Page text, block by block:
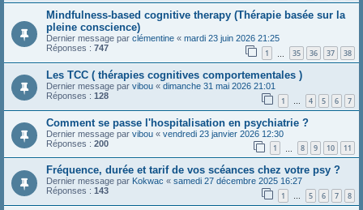
Mindfulness-based cognitive therapy (Thérapie basée sur la
pleine conscience)
Dernier message par clémentine « mardi 23 juin 2026 21:25
Réponses : 747 1 35 36 37 38
Les TCC ( thérapies cognitives comportementales )
Dernier message par vibou « dimanche 31 mai 2026 21:01
Réponses : 128 1 … 4 5 6 7
Comment se passe l'hospitalisation en psychiatrie ?
Dernier message par vibou « vendredi 23 janvier 2026 12:30
Réponses : 200 1 8 9 10 11
Fréquence, durée et tarif de vos scéances chez votre psy ?
Dernier message par Kokwac « samedi 27 décembre 2025 16:27
Réponses : 143 1 … 5 6 7 8